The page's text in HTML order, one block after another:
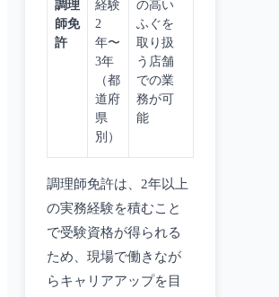
調理
師免
許
経験
2
年〜
3年
（都
道府
県
別）
の高い
ふぐを
取り扱
う店舗
での業
務が可
能
調理師免許は、2年以上
の実務経験を積むこと
で受験資格が得られる
ため、現場で働きなが
らキャリアアップを目